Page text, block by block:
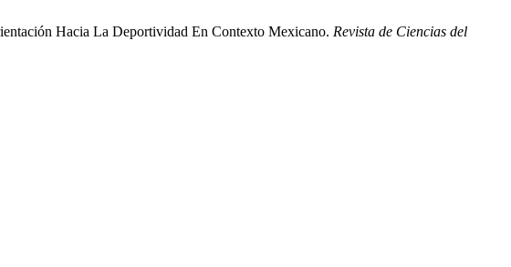
Hacia La Deportividad En Contexto Mexicano. Revista de Ciencias del